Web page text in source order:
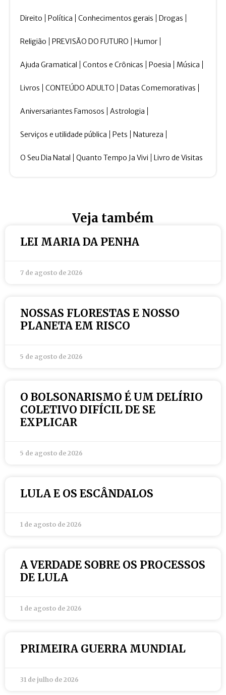
Direito Política Conhecimentos gerais Drogas
Religião PREVISÃO DO FUTURO Humor
Ajuda Gramatical Contos e Crônicas Poesia Música
Livros CONTEÚDO ADULTO Datas Comemorativas
Aniversariantes Famosos Astrologia
Serviços e utilidade pública Pets Natureza
O Seu Dia Natal Quanto Tempo Ja Vivi Livro de Visitas
Veja também
LEI MARIA DA PENHA
7 de agosto de 2026
NOSSAS FLORESTAS E NOSSO
PLANETA EM RISCO
5 de agosto de 2026
O BOLSONARISMO É UM DELÍRIO
COLETIVO DIFÍCIL DE SE
EXPLICAR
5 de agosto de 2026
LULA E OS ESCÂNDALOS
1 de agosto de 2026
A VERDADE SOBRE OS PROCESSOS
DE LULA
1 de agosto de 2026
PRIMEIRA GUERRA MUNDIAL
31 de julho de 2026